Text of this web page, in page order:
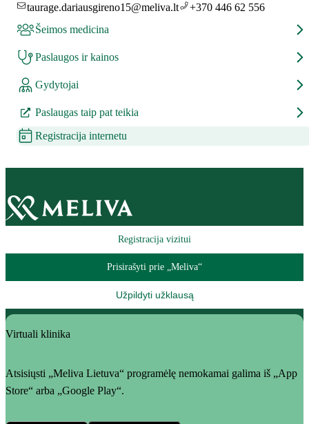
taurage.dariausgireno15@meliva.lt
+370 446 62 556
Šeimos medicina
Paslaugos ir kainos
Gydytojai
Paslaugas taip pat teikia
Registracija internetu
Registracija vizitui
Prisirašyti prie „Meliva“
Užpildyti užklausą
Virtuali klinika
Atsisiųsti „Meliva Lietuva“ programėlę nemokamai galima iš „App
Store“ arba „Google Play“.